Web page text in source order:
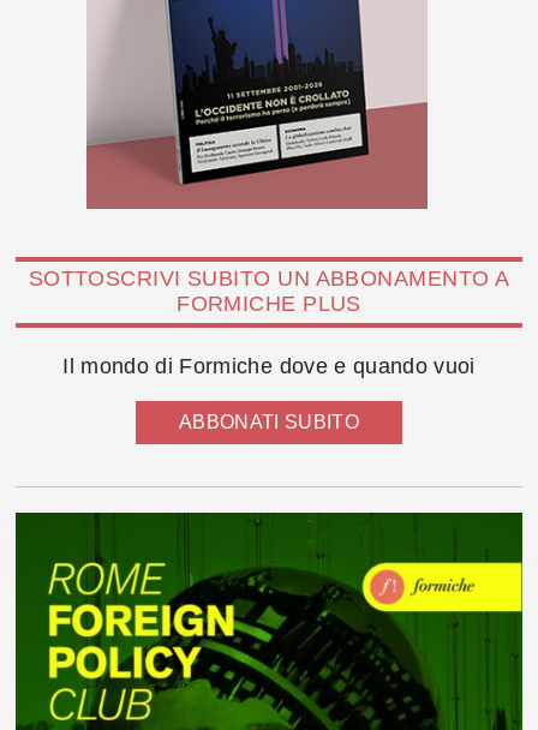
SOTTOSCRIVI SUBITO UN ABBONAMENTO A
FORMICHE PLUS
Il mondo di Formiche dove e quando vuoi
ABBONATI SUBITO